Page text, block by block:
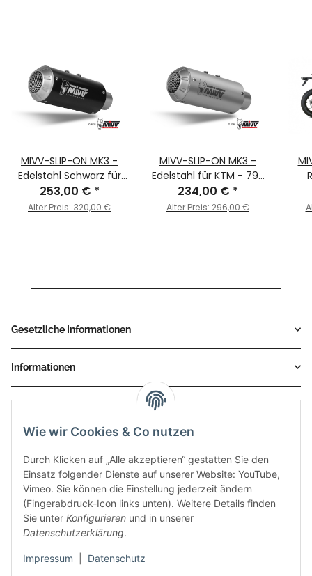
Wie wir Cookies & Co nutzen
Durch Klicken auf „Alle akzeptieren“ gestatten Sie den
Einsatz folgender Dienste auf unserer Website: YouTube,
Vimeo. Sie können die Einstellung jederzeit ändern
(Fingerabdruck-Icon links unten). Weitere Details finden
Sie unter Konfigurieren und in unserer
Datenschutzerklärung.
Impressum Datenschutz
MIVV-SLIP-ON MK3 -
Edelstahl Schwarz für
KTM - 790 DUKE BJ. 2018
> 2020 - KT.020.SM3B
253,00 € *
Alter Preis: 320,00 €
MIVV-SLIP-ON MK3 -
Edelstahl für KTM - 790
DUKE BJ. 2018 > 2020 -
KT.020.SM3X
234,00 € *
Alter Preis: 296,00 €
Gesetzliche Informationen
Informationen
Auspuff Hotline unter: